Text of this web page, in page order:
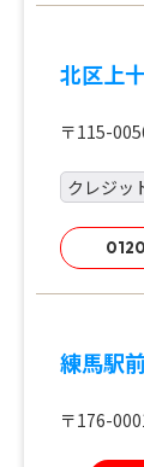
北区上
〒115-
クレジッ
練馬駅
〒176-